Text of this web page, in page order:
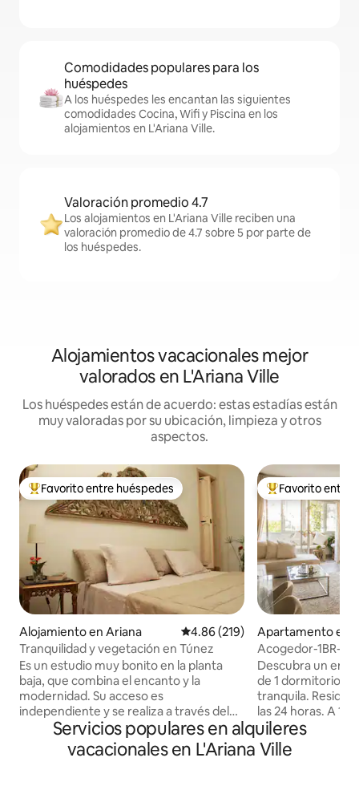
Comodidades populares para los
huéspedes
A los huéspedes les encantan las siguientes
comodidades Cocina, Wifi y Piscina en los
alojamientos en L'Ariana Ville.
Valoración promedio 4.7
Los alojamientos en L'Ariana Ville reciben una
valoración promedio de 4.7 sobre 5 por parte de
los huéspedes.
Alojamientos vacacionales mejor
valorados en L'Ariana Ville
Los huéspedes están de acuerdo: estas estadías están
muy valoradas por su ubicación, limpieza y otros
aspectos.
Favorito entre huéspedes preferido
Favorito entre huéspedes
Alojamiento en Ariana Calificación promedio: 4.86 de
4.86 (219)
Tranquilidad y vegetación en Túnez
Es un estudio muy bonito en la planta
baja, que combina el encanto y la
modernidad. Su acceso es
independiente y se realiza a través del
jardín: un remanso de tranquilidad y
vegetación ... A pocos metros de las
tiendas y restaurantes, en la zona
Favorito entre
Favorito entre
Apartamento en
Acogedor-1BR-
24/7 -
Descubra un
de 1 dormitorio
tranquila.
las 24 horas. A 1
lavandería,
comestibles. A 3
supermercado,
Servicios populares en alquileres
vacacionales en L'Ariana Ville